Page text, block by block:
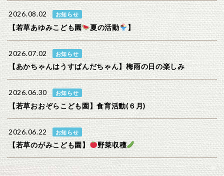
2026.08.02 お知らせ
【若草あゆみこども園 夏の活動 】
2026.07.02 お知らせ
【あかちゃんはうすぱんだちゃん】梅雨の日の楽しみ
2026.06.30 お知らせ
【若草おおぞらこども園】食育活動(６月)
2026.06.22 お知らせ
【若草のがみこども園】 野菜収穫